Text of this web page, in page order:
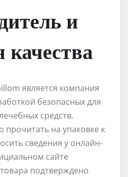
и
качества
является компания
безопасных для
средств.
на упаковке к
сведения у онлайн-
сайте
подтверждено